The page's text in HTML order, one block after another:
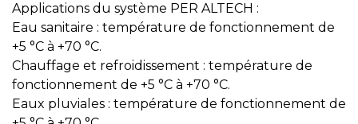
Applications du système PER ALTECH :
Eau sanitaire : température de fonctionnement de
+5 °C à +70 °C.
Chauffage et refroidissement : température de
fonctionnement de +5 °C à +70 °C.
Eaux pluviales : température de fonctionnement de